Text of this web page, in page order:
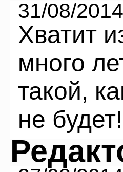
31/08/
Хватит
много
такой,
не будет!